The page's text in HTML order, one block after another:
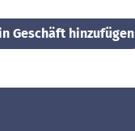
Geschäft hinzufügen